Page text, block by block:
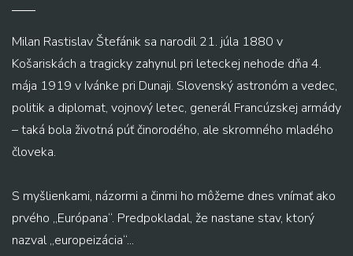
Milan Rastislav Štefánik sa narodil 21. júla 1880 v
Košariskách a tragicky zahynul pri leteckej nehode dňa 4.
mája 1919 v Ivánke pri Dunaji. Slovenský astronóm a vedec,
politik a diplomat, vojnový letec, generál Francúzskej armády
– taká bola životná púť činorodého, ale skromného mladého
človeka.
S myšlienkami, názormi a činmi ho môžeme dnes vnímať ako
prvého „Európana“. Predpokladal, že nastane stav, ktorý
nazval „europeizácia“...